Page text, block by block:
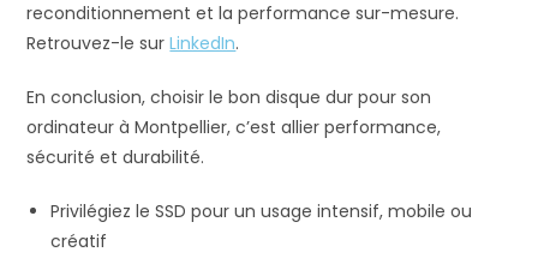
reconditionnement et la performance sur-mesure.
Retrouvez-le surLinkedIn.
En conclusion, choisir le bon disque dur pour son
ordinateur à Montpellier, c’est allier performance,
sécurité et durabilité.
Privilégiez le SSD pour un usage intensif, mobile ou
créatif